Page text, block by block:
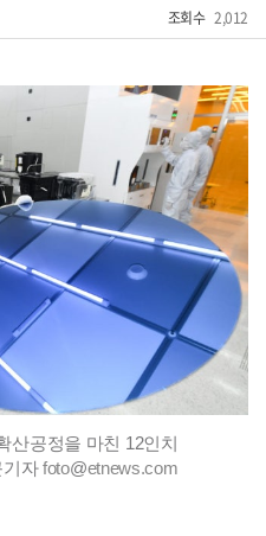
조회수 2,012
산공정을 마친 12인치
기자foto@etnews.com